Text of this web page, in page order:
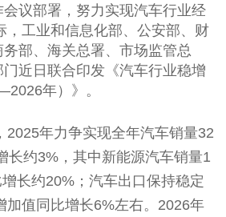
议部署，努力实现汽车行业经
，工业和信息化部、公安部、财
部、海关总署、市场监管总
近日联合印发《汽车行业稳增
年）》。
2025年力争实现全年汽车销量32
长约3%，其中新能源汽车销量1
长约20%；汽车出口保持稳定
加值同比增长6%左右。2026年